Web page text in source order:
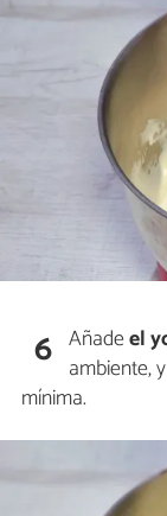
6 Añadeel
ambiente,
mínima.